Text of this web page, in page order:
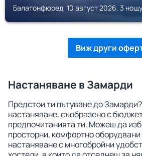
Балатонфюред, 10 август 2026, 3
Виж други
Настаняване в Замарди
Предстои ти пътуване до
настаняване, съобразено с
предпочитанията ти. Можеш да
просторни, комфортно оборудвани
настаняване с многобройни